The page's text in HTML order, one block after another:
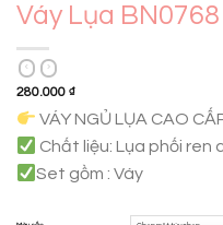
Váy Lụa BN0768
280.000 ₫
VÁY NGỦ LỤA CAO
Chất liệu: Lụa phối ren
Set gồm : Váy